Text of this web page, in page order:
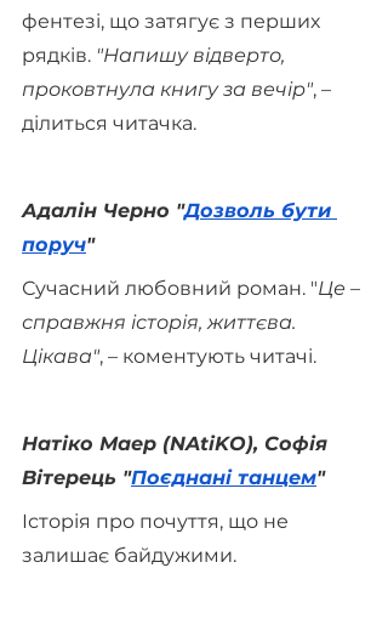
фентезі, що затягує з перших
рядків. "Напишу відверто,
проковтнула книгу за вечір", –
ділиться читачка.
Адалін Черно "Дозволь бути
поруч"
Сучасний любовний роман. "Це –
справжня історія, життєва.
Цікава", – коментують читачі.
Натіко Маер (NAtiKO), Софія
Вітерець "Поєднані танцем"
Історія про почуття, що не
залишає байдужими.